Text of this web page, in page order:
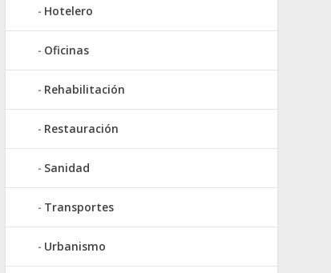
Hotelero
Oficinas
Rehabilitación
Restauración
Sanidad
Transportes
Urbanismo